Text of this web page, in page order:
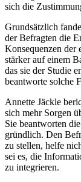
sich die
Grundsätzlich
der Befragten die
Konsequenzen
stärker auf einem
das sie der Studie
beantworte solche
Annette Jäckle
sich mehr Sorgen
Sie beantworten
gründlich. Den
zu stellen, helfe
sei es, die
zu integrieren.